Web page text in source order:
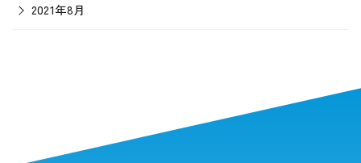
2021年8月